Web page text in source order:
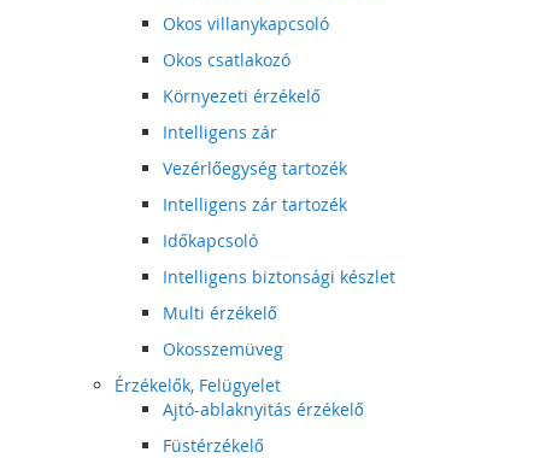
Okos villanykapcsoló
Okos csatlakozó
Környezeti érzékelő
Intelligens zár
Vezérlőegység tartozék
Intelligens zár tartozék
Időkapcsoló
Intelligens biztonsági készlet
Multi érzékelő
Okosszemüveg
Érzékelők, Felügyelet
Ajtó-ablaknyitás érzékelő
Füstérzékelő